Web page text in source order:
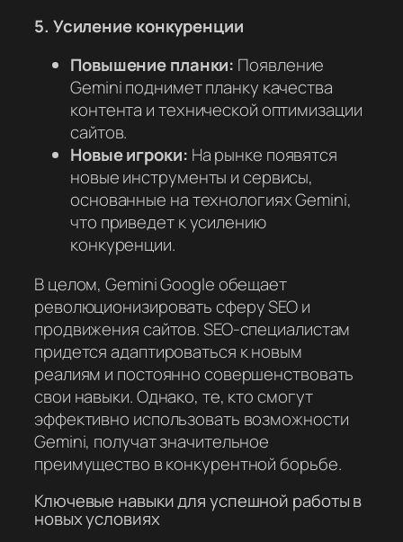
5. Усиление конкуренции
Повышение планки: Появление
Gemini поднимет планку качества
контента и технической оптимизации
сайтов.
Новые игроки: На рынке появятся
новые инструменты и сервисы,
основанные на технологиях Gemini,
что приведет к усилению
конкуренции.
В целом, Gemini Google обещает
революционизировать сферу SEO и
продвижения сайтов. SEO-специалистам
придется адаптироваться к новым
реалиям и постоянно совершенствовать
свои навыки. Однако, те, кто смогут
эффективно использовать возможности
Gemini, получат значительное
преимущество в конкурентной борьбе.
Ключевые навыки для успешной работы в
новых условиях